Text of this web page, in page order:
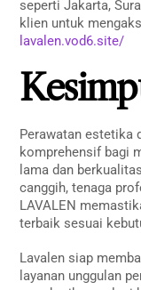
seperti Jakarta,
klien untuk
lavalen.vod6.site/
Perawatan estetika
komprehensif bagi
lama dan
canggih, tenaga
LAVALEN
terbaik sesuai
Lavalen siap
layanan unggulan